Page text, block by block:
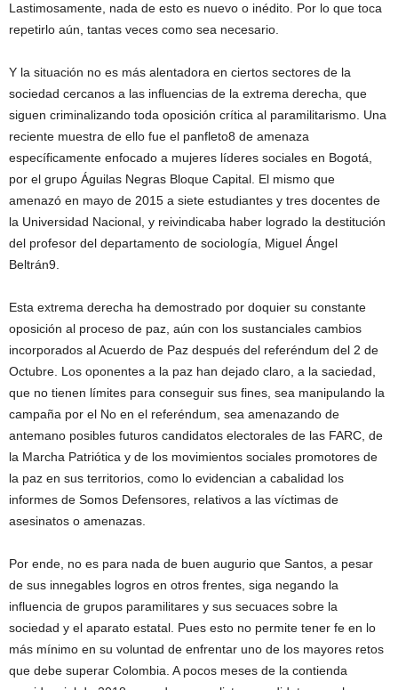
Lastimosamente, nada de esto es nuevo o inédito. Por lo que toca
repetirlo aún, tantas veces como sea necesario.
Y la situación no es más alentadora en ciertos sectores de la
sociedad cercanos a las influencias de la extrema derecha, que
siguen criminalizando toda oposición crítica al paramilitarismo. Una
reciente muestra de ello fue el panfleto8 de amenaza
específicamente enfocado a mujeres líderes sociales en Bogotá,
por el grupo Águilas Negras Bloque Capital. El mismo que
amenazó en mayo de 2015 a siete estudiantes y tres docentes de
la Universidad Nacional, y reivindicaba haber logrado la destitución
del profesor del departamento de sociología, Miguel Ángel
Beltrán9.
Esta extrema derecha ha demostrado por doquier su constante
oposición al proceso de paz, aún con los sustanciales cambios
incorporados al Acuerdo de Paz después del referéndum del 2 de
Octubre. Los oponentes a la paz han dejado claro, a la saciedad,
que no tienen límites para conseguir sus fines, sea manipulando la
campaña por el No en el referéndum, sea amenazando de
antemano posibles futuros candidatos electorales de las FARC, de
la Marcha Patriótica y de los movimientos sociales promotores de
la paz en sus territorios, como lo evidencian a cabalidad los
informes de Somos Defensores, relativos a las víctimas de
asesinatos o amenazas.
Por ende, no es para nada de buen augurio que Santos, a pesar
de sus innegables logros en otros frentes, siga negando la
influencia de grupos paramilitares y sus secuaces sobre la
sociedad y el aparato estatal. Pues esto no permite tener fe en lo
más mínimo en su voluntad de enfrentar uno de los mayores retos
que debe superar Colombia. A pocos meses de la contienda